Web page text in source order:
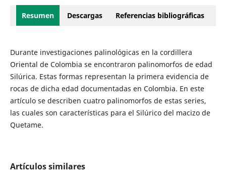
Resumen Descargas Referencias bibliográficas
Durante investigaciones palinológicas en la cordillera
Oriental de Colombia se encontraron palinomorfos de edad
Silúrica. Estas formas representan la primera evidencia de
rocas de dicha edad documentadas en Colombia. En este
artículo se describen cuatro palinomorfos de estas series,
las cuales son características para el Silúrico del macizo de
Quetame.
Artículos similares